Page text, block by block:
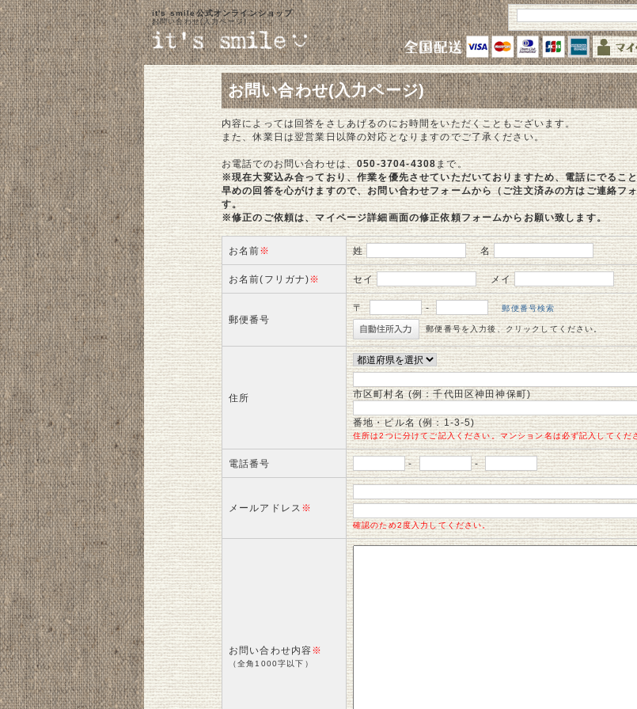
it's smile公式オンラインショップ
お問い合わせ(入力ページ)
お問い合わせ(入力ページ)
内容によっては回答をさしあげるのにお時間をいただくこともございます。
また、休業日は翌営業日以降の対応となりますのでご了承ください。
お電話でのお問い合わせは、050-3704-4308まで。
※現在大変込み合っており、作業を優先させていただいておりますため、電話にでるこ
早めの回答を心がけますので、お問い合わせフォームから（ご注文済みの方はご連絡フ
す。
※修正のご依頼は、マイページ詳細画面の修正依頼フォームからお願い致します。
お名前※ 姓 名
お名前(フリガナ)※ セイ メイ
郵便番号
〒 - 郵便番号検索
郵便番号を入力後、クリックしてください。
住所 市区町村名 (例：千代田区神田神保町)
番地・ビル名 (例：1-3-5)
住所は2つに分けてご記入ください。マンション名は必ず記入してくだ
電話番号 - -
メールアドレス ※
確認のため2度入力してください。
お問い合わせ内容※
（全角1000字以下）